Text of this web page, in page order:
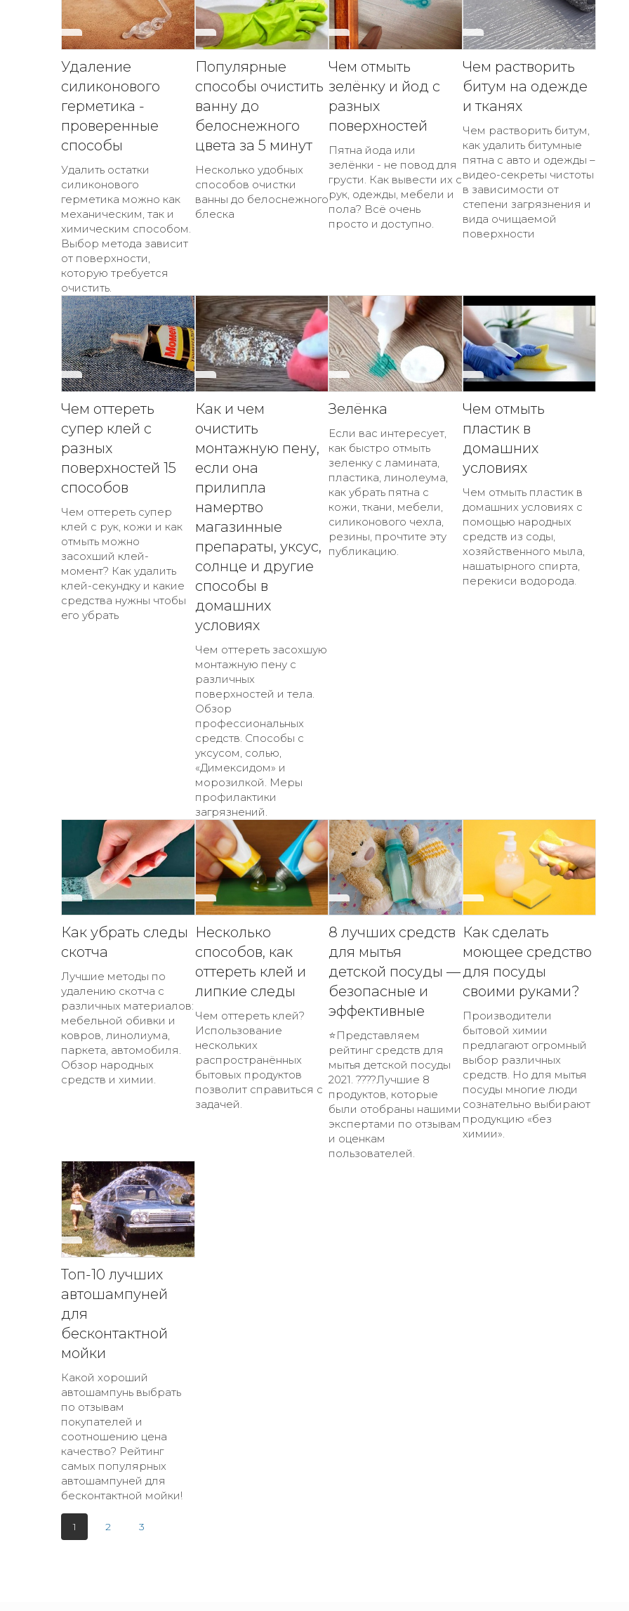
Удаление
силиконового
герметика -
проверенные
способы
Удалить остатки
силиконового
герметика можно как
механическим, так и
химическим способом.
Выбор метода зависит
от поверхности,
которую требуется
очистить.
Популярные
способы очистить
ванну до
белоснежного
цвета за 5 минут
Несколько удобных
способов очистки
ванны до белоснежного
блеска
Чем отмыть
зелёнку и йод с
разных
поверхностей
Пятна йода или
зелёнки - не повод для
грусти. Как вывести их с
рук, одежды, мебели и
пола? Всё очень
просто и доступно.
Чем растворить
битум на одежде
и тканях
Чем растворить битум,
как удалить битумные
пятна с авто и одежды –
видео-секреты чистоты
в зависимости от
степени загрязнения и
вида очищаемой
поверхности
Чем оттереть
супер клей с
разных
поверхностей 15
способов
Чем оттереть супер
клей с рук, кожи и как
отмыть можно
засохший клей-
момент? Как удалить
клей-секундку и какие
средства нужны чтобы
его убрать
Как и чем
очистить
монтажную пену,
если она
прилипла
намертво
магазинные
препараты, уксус,
солнце и другие
способы в
домашних
условиях
Чем оттереть засохшую
монтажную пену с
различных
поверхностей и тела.
Обзор
профессиональных
средств. Способы с
уксусом, солью,
«Димексидом» и
морозилкой. Меры
профилактики
загрязнений.
Зелёнка
Если вас интересует,
как быстро отмыть
зеленку с ламината,
пластика, линолеума,
как убрать пятна с
кожи, ткани, мебели,
силиконового чехла,
резины, прочтите эту
публикацию.
Чем отмыть
пластик в
домашних
условиях
Чем отмыть пластик в
домашних условиях с
помощью народных
средств из соды,
хозяйственного мыла,
нашатырного спирта,
перекиси водорода.
Как убрать следы
скотча
Лучшие методы по
удалению скотча с
различных материалов:
мебельной обивки и
ковров, линолиума,
паркета, автомобиля.
Обзор народных
средств и химии.
Несколько
способов, как
оттереть клей и
липкие следы
Чем оттереть клей?
Использование
нескольких
распространённых
бытовых продуктов
позволит справиться с
задачей.
8 лучших средств
для мытья
детской посуды —
безопасные и
эффективные
⭐Представляем
рейтинг средств для
мытья детской посуды
2021. ????Лучшие 8
продуктов, которые
были отобраны нашими
экспертами по отзывам
и оценкам
пользователей.
Как сделать
моющее средство
для посуды
своими руками?
Производители
бытовой химии
предлагают огромный
выбор различных
средств. Но для мытья
посуды многие люди
сознательно выбирают
продукцию «без
химии».
Топ-10 лучших
автошампуней
для
бесконтактной
мойки
Какой хороший
автошампунь выбрать
по отзывам
покупателей и
соотношению цена
качество? Рейтинг
самых популярных
автошампуней для
бесконтактной мойки!
1 2 3